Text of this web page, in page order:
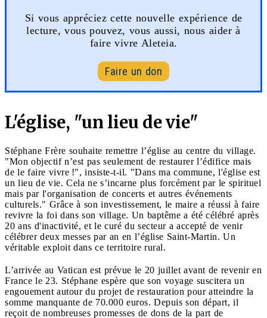
Si vous appréciez cette nouvelle expérience de
lecture, vous pouvez, vous aussi, nous aider à
faire vivre Aleteia.
Faire un don
L'église, "un lieu de vie"
Stéphane Frère souhaite remettre l’église au centre du village.
"Mon objectif n’est pas seulement de restaurer l’édifice mais
de le faire vivre !", insiste-t-il. "Dans ma commune, l'église est
un lieu de vie. Cela ne s’incarne plus forcément par le spirituel
mais par l'organisation de concerts et autres événements
culturels." Grâce à son investissement, le maire a réussi à faire
revivre la foi dans son village. Un baptême a été célébré après
20 ans d'inactivité, et le curé du secteur a accepté de venir
célébrer deux messes par an en l’église Saint-Martin. Un
véritable exploit dans ce territoire rural.
L’arrivée au Vatican est prévue le 20 juillet avant de revenir en
France le 23. Stéphane espère que son voyage suscitera un
engouement autour du projet de restauration pour atteindre la
somme manquante de 70.000 euros. Depuis son départ, il
reçoit de nombreuses promesses de dons de la part de